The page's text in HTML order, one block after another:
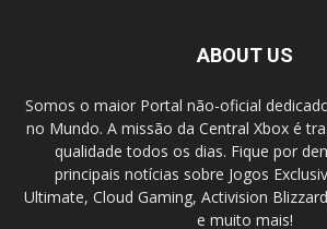
ABOUT US
Somos o maior Portal não-oficial
no Mundo. A missão da Central Xbox é
qualidade todos os dias. Fique por
principais notícias sobre Jogos
Ultimate, Cloud Gaming, Activision
e muito mais!